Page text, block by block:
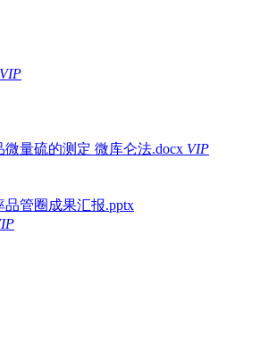
VIP
量硫的测定 微库仑法.docx VIP
管圈成果汇报.pptx